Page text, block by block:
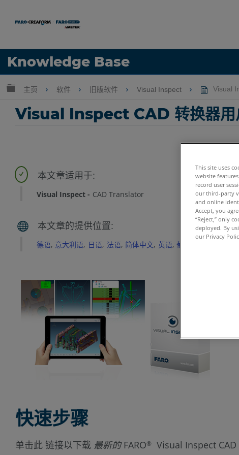
Knowledge Base
语言
扩展/隐缩全局层次
主页 软件 旧版软件 Visual Inspect Visual
Visual Inspect CAD 转换器用
Visual Inspect CAD Translator
德语 意大利语 日语 法语 简体中文 英语 葡萄牙语
快速步骤
单击此 链接以下载 最新的 FARO® Visual Inspect CAD
This site uses
website
record user
our third-party
and online
Accept, you
“Reject,” only
deployed. By
our Privacy